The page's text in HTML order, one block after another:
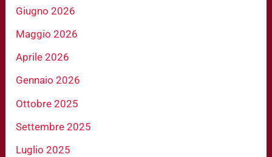
Giugno 2026
Maggio 2026
Aprile 2026
Gennaio 2026
Ottobre 2025
Settembre 2025
Luglio 2025